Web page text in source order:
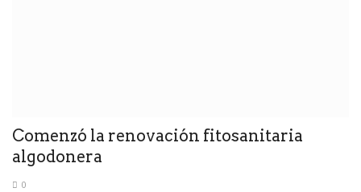
Comenzó la renovación fitosanitaria
algodonera
0